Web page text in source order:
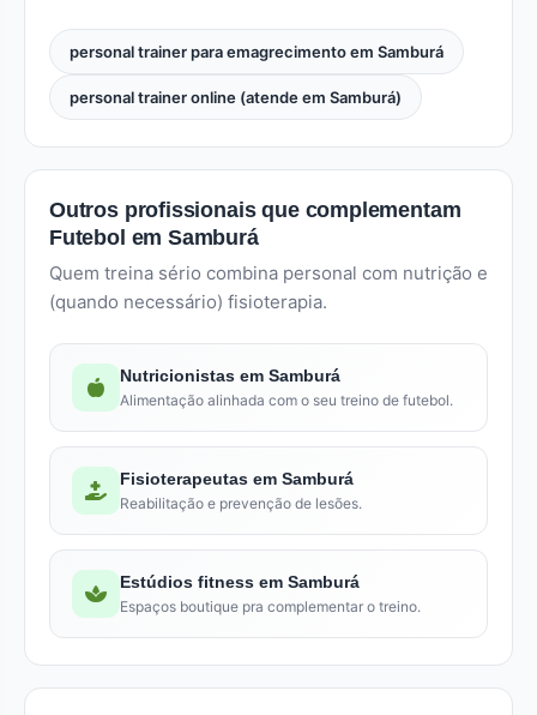
personal trainer para emagrecimento em Samburá
personal trainer online (atende em Samburá)
Outros profissionais que complementam
Futebol em Samburá
Quem treina sério combina personal com nutrição e
(quando necessário) fisioterapia.
Nutricionistas em Samburá
Alimentação alinhada com o seu treino de futebol.
Fisioterapeutas em Samburá
Reabilitação e prevenção de lesões.
Estúdios fitness em Samburá
Espaços boutique pra complementar o treino.